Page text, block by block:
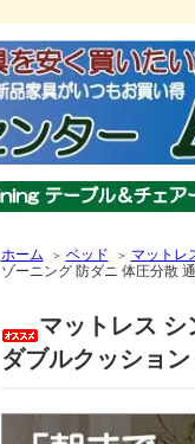
ホーム ＞ ベッド ＞ マットレ
ゾーニング 防ダニ 体圧分散
マットレス シ
ダブルクッショ